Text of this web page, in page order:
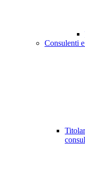
Consulenti